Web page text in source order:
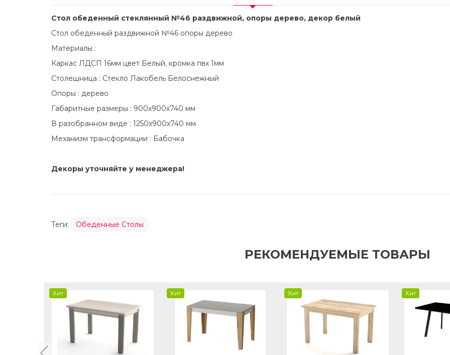
Стол обеденный стеклянный №46 раздвижной, опоры дерево, декор белый
Стол обеденный раздвижной №46 опоры дерево
Материалы :
Каркас ЛДСП 16мм цвет Белый, кромка пвх 1мм
Столешница : Стекло Лакобель Белоснежный
Опоры : дерево
Габаритные размеры : 900х900х740 мм
В разобранном виде : 1250х900х740 мм
Механизм трансформации : Бабочка
Декоры уточняйте у менеджера!
Теги: Обеденные Столы
РЕКОМЕНДУЕМЫЕ ТОВАРЫ
Хит Хит Хит Хит